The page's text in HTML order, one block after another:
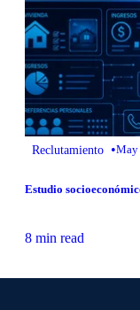
Reclutamiento •May
Estudio
8 min read